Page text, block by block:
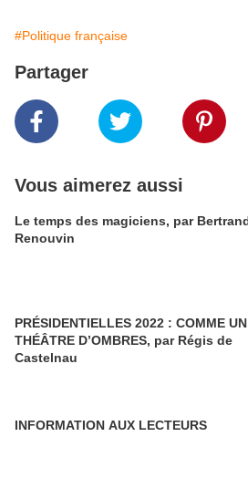
#Politique française
Partager
Vous aimerez aussi
Le temps des magiciens, par Bertrand
Renouvin
PRÉSIDENTIELLES 2022 : COMME UN
THÉÂTRE D’OMBRES, par Régis de
Castelnau
INFORMATION AUX LECTEURS